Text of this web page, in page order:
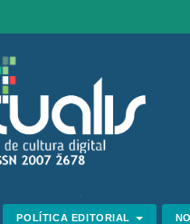
POLÍTICA EDITORIAL